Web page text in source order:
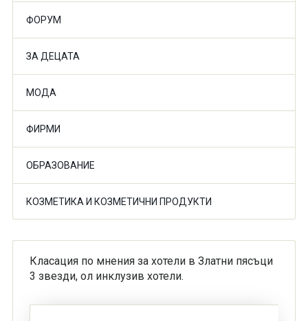
ФОРУМ
ЗА ДЕЦАТА
МОДА
ФИРМИ
ОБРАЗОВАНИЕ
КОЗМЕТИКА И КОЗМЕТИЧНИ ПРОДУКТИ
Класация по мнения за хотели в Златни пясъци
3 звезди, ол инклузив хотели.